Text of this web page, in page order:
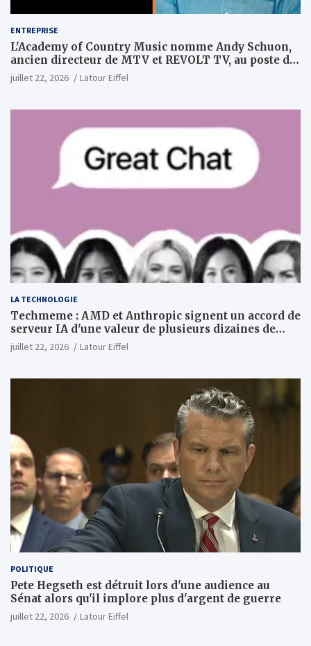
ENTREPRISE
L'Academy of Country Music nomme Andy Schuon,
ancien directeur de MTV et REVOLT TV, au poste de
PDG
juillet 22, 2026 Latour Eiffel
LA TECHNOLOGIE
Techmeme : AMD et Anthropic signent un accord de
serveur IA d'une valeur de plusieurs dizaines de
milliards ; Anthropic achètera jusqu'à 2 GW de puces
MI450 à partir du premier semestre 2027 et AMD
(Wall Street Journal)
juillet 22, 2026 Latour Eiffel
POLITIQUE
Pete Hegseth est détruit lors d'une audience au
Sénat alors qu'il implore plus d'argent de guerre
juillet 22, 2026 Latour Eiffel